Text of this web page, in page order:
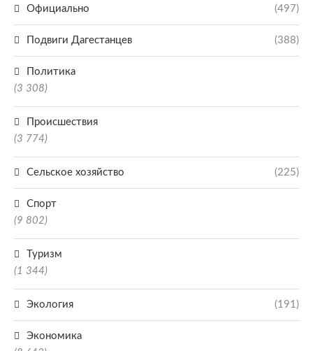
Официально (497)
Подвиги Дагестанцев (388)
Политика
(3 308)
Происшествия
(3 774)
Сельское хозяйство (225)
Спорт
(9 802)
Туризм
(1 344)
Экология (191)
Экономика